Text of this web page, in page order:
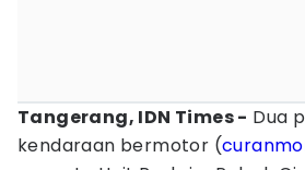
Tangerang, IDN Times - Dua
kendaraan bermotor (